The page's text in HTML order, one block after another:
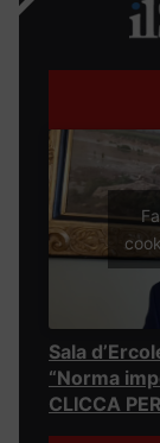
Sala
“Norma
CLICCA